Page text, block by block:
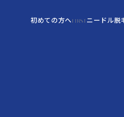
初めての方へFIRST ニードル脱